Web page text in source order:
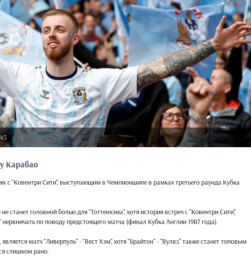
Карабао
с "Ковентри Сити", выступающим в Чемпионшипе в рамках третьего раунда Кубка
станет головной болью для "Тоттенхэма", хотя история встреч с "Ковентри Сити",
по поводу предстоящего матча (финал Кубка Англии 1987 года).
матч "Ливерпуль" - "Вест Хэм", хотя "Брайтон" - "Вулвз" также станет топовым
слишком рано.